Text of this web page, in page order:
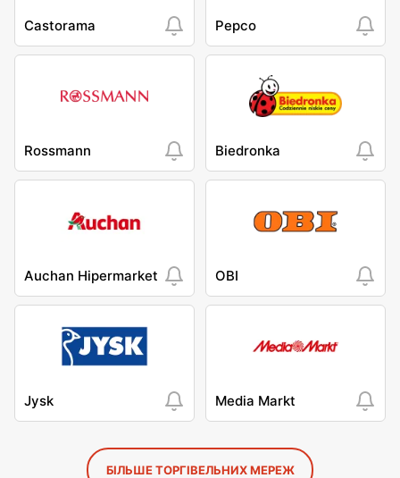
Castorama Pepco
Rossmann Biedronka
Auchan Hipermarket OBI
Jysk Media Markt
БІЛЬШЕ ТОРГІВЕЛЬНИХ МЕРЕЖ